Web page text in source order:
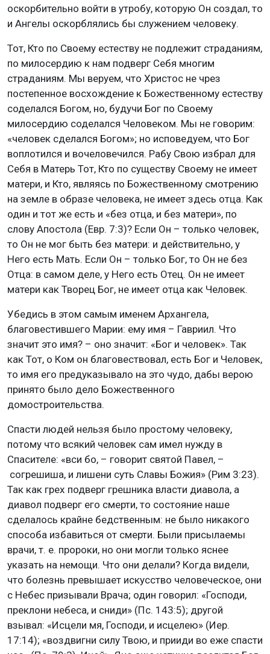
оскорбительно войти в утробу, которую Он создал, то
и Ангелы оскорблялись бы служением человеку.
Тот, Кто по Своему естеству не подлежит страданиям,
по милосердию к нам подверг Себя многим
страданиям. Мы веруем, что Христос не чрез
постепенное восхождение к Божественному естеству
соделался Богом, но, будучи Бог по Своему
милосердию соделался Человеком. Мы не говорим:
«человек сделался Богом»; но исповедуем, что Бог
воплотился и вочеловечился. Рабу Свою избрал для
Себя в Матерь Тот, Кто по существу Своему не имеет
матери, и Кто, являясь по Божественному смотрению
на земле в образе человека, не имеет здесь отца. Как
один и тот же есть и «без отца, и без матери», по
слову Апостола (Евр. 7:3)? Если Он – только человек,
то Он не мог быть без матери: и действительно, у
Него есть Мать. Если Он – только Бог, то Он не без
Отца: в самом деле, у Него есть Отец. Он не имеет
матери как Творец Бог, не имеет отца как Человек.
Убедись в этом самым именем Архангела,
благовестившего Марии: ему имя – Гавриил. Что
значит это имя? – оно значит: «Бог и человек». Так
как Тот, о Ком он благовествовал, есть Бог и Человек,
то имя его предуказывало на это чудо, дабы верою
принято было дело Божественного
домостроительства.
Спасти людей нельзя было простому человеку,
потому что всякий человек сам имел нужду в
Спасителе: «вси бо, – говорит святой Павел, –
согрешиша, и лишени суть Славы Божия» (Рим 3:23).
Так как грех подверг грешника власти диавола, а
диавол подверг его смерти, то состояние наше
сделалось крайне бедственным: не было никакого
способа избавиться от смерти. Были присылаемы
врачи, т. е. пророки, но они могли только яснее
указать на немощи. Что они делали? Когда видели,
что болезнь превышает искусство человеческое, они
с Небес призывали Врача; один говорил: «Господи,
преклони небеса, и сниди» (Пс. 143:5); другой
взывал: «Исцели мя, Господи, и исцелею» (Иер.
17:14); «воздвигни силу Твою, и прииди во еже спасти